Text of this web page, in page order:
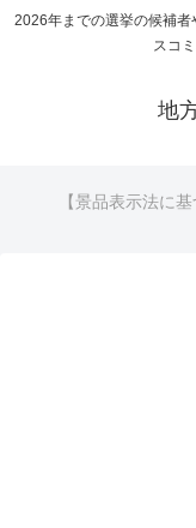
2026年までの選挙の候補
スコ
地
【景品表示法に